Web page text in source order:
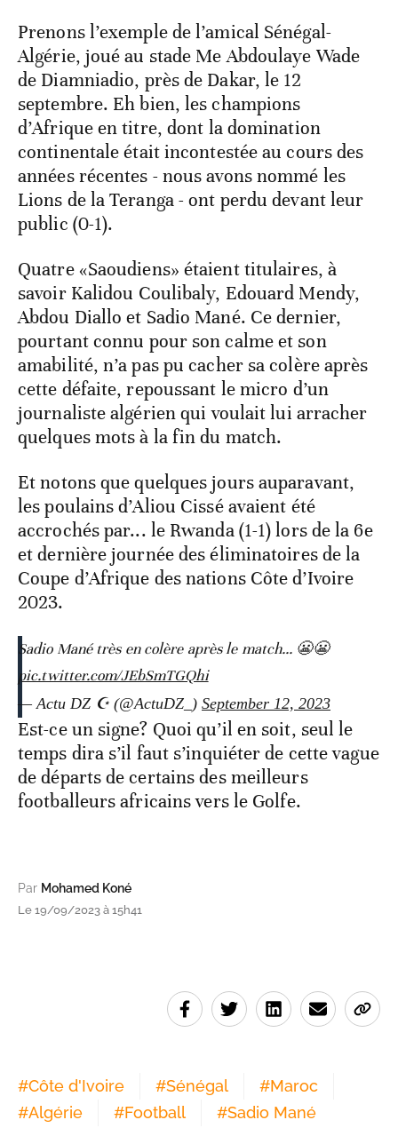
Prenons l’exemple de l’amical Sénégal-
Algérie, joué au stade Me Abdoulaye Wade
de Diamniadio, près de Dakar, le 12
septembre. Eh bien, les champions
d’Afrique en titre, dont la domination
continentale était incontestée au cours des
années récentes - nous avons nommé les
Lions de la Teranga - ont perdu devant leur
public (0-1).
Quatre «Saoudiens» étaient titulaires, à
savoir Kalidou Coulibaly, Edouard Mendy,
Abdou Diallo et Sadio Mané. Ce dernier,
pourtant connu pour son calme et son
amabilité, n’a pas pu cacher sa colère après
cette défaite, repoussant le micro d’un
journaliste algérien qui voulait lui arracher
quelques mots à la fin du match.
Et notons que quelques jours auparavant,
les poulains d’Aliou Cissé avaient été
accrochés par... le Rwanda (1-1) lors de la 6e
et dernière journée des éliminatoires de la
Coupe d’Afrique des nations Côte d’Ivoire
2023.
Sadio Mané très en colère après le match... 😬😬
pic.twitter.com/JEbSmTGQhi
— Actu DZ ☪︎ (@ActuDZ_) September 12, 2023
Est-ce un signe? Quoi qu’il en soit, seul le
temps dira s’il faut s’inquiéter de cette vague
de départs de certains des meilleurs
footballeurs africains vers le Golfe.
Par Mohamed Koné
Le 19/09/2023 à 15h41
#Côte d'Ivoire #Sénégal #Maroc
#Algérie #Football #Sadio Mané